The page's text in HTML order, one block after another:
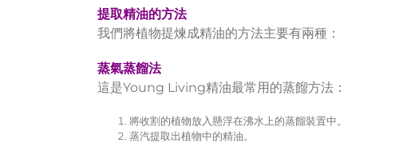
提取精油的方法
我們將植物提煉成精油的方法主要有兩種：
蒸氣蒸餾法
這是Young Living精油最常用的蒸餾方法：
將收割的植物放入懸浮在沸水上的蒸餾裝置中。
蒸汽提取出植物中的精油。